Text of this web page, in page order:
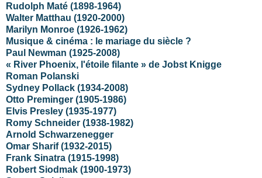
Rudolph Maté (1898-1964)
Walter Matthau (1920-2000)
Marilyn Monroe (1926-1962)
Musique & cinéma : le mariage du siècle ?
Paul Newman (1925-2008)
« River Phoenix, l'étoile filante » de Jobst Knigge
Roman Polanski
Sydney Pollack (1934-2008)
Otto Preminger (1905-1986)
Elvis Presley (1935-1977)
Romy Schneider (1938-1982)
Arnold Schwarzenegger
Omar Sharif (1932-2015)
Frank Sinatra (1915-1998)
Robert Siodmak (1900-1973)